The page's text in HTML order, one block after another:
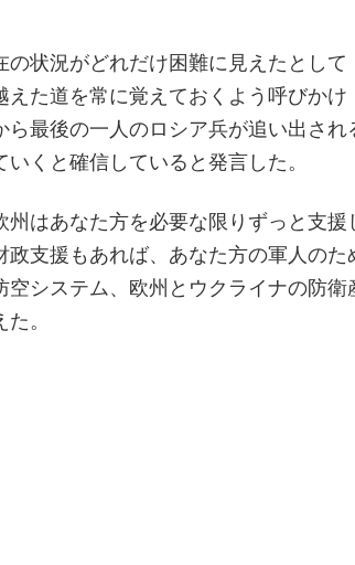
状況がどれだけ困難に見えたとして
た道を常に覚えておくよう呼びかけ
最後の一人のロシア兵が追い出され
くと確信していると発言した。
はあなた方を必要な限りずっと支援
支援もあれば、あなた方の軍人のた
システム、欧州とウクライナの防衛
。